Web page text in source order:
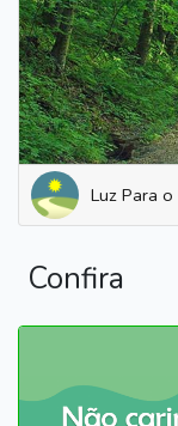
Luz Para o
Confira